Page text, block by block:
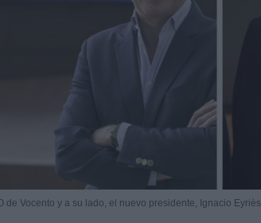
de Vocento y a su lado, el nuevo presidente, Ignacio Eyriès